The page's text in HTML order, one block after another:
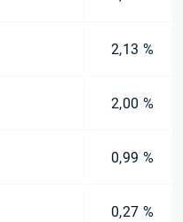
2,13 %
2,00 %
0,99 %
0,27 %